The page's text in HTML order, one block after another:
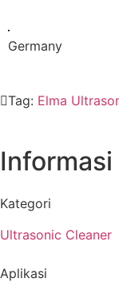
Germany
Tag: Elma
Kategori
Ultrasonic Cleaner
Aplikasi